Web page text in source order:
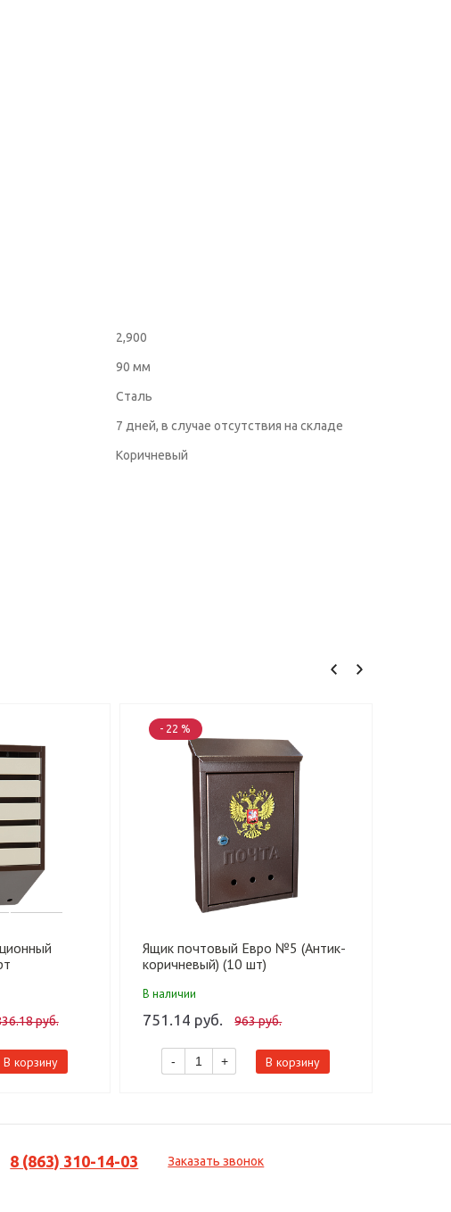
2,900
90 мм
Сталь
7 дней, в случае отсутствия на складе
Коричневый
руб.
В корзину
- 22 %
Ящик почтовый Евро №5 (Антик-
коричневый) (10 шт)
В наличии
751.14 руб. 963 руб.
- + В корзину
8 (863) 310-14-03 Заказать звонок